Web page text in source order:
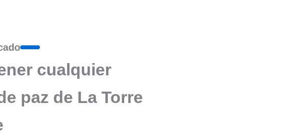
cualquier
paz de La Torre